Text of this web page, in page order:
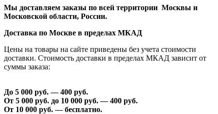
Мы доставляем заказы по всей территории Москвы и
Московской области, России.
Доставка по Москве в пределах МКАД
Цены на товары на сайте приведены без учета стоимости
доставки. Стоимость доставки в пределах МКАД зависит от
суммы заказа:
До 5 000 руб. —400 руб.
От 5 000 руб. до 10 000 руб. —400 руб.
От 10 000 руб. — бесплатно.